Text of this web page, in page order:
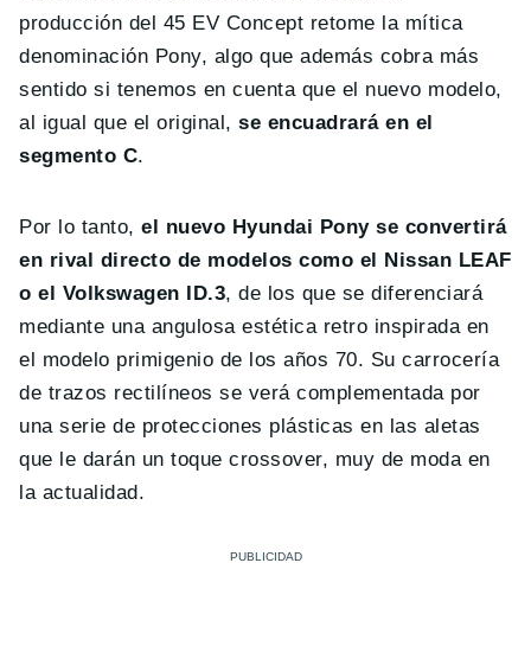
producción del 45 EV Concept retome la mítica
denominación Pony, algo que además cobra más
sentido si tenemos en cuenta que el nuevo modelo,
al igual que el original,se encuadrará en el
segmento C.
Por lo tanto,el nuevo Hyundai Pony se convertirá
en rival directo de modelos como el Nissan LEAF
o el Volkswagen ID.3, de los que se diferenciará
mediante una angulosa estética retro inspirada en
el modelo primigenio de los años 70. Su carrocería
de trazos rectilíneos se verá complementada por
una serie de protecciones plásticas en las aletas
que le darán un toque crossover, muy de moda en
la actualidad.